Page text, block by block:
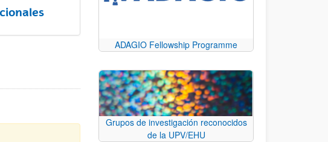
ADAGIO Fellowship Programme
Grupos de investigación reconocidos
de la UPV/EHU